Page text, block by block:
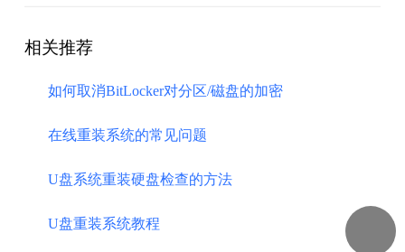
相关推荐
如何取消BitLocker对分区/磁盘的加密
在线重装系统的常见问题
U盘系统重装硬盘检查的方法
U盘重装系统教程